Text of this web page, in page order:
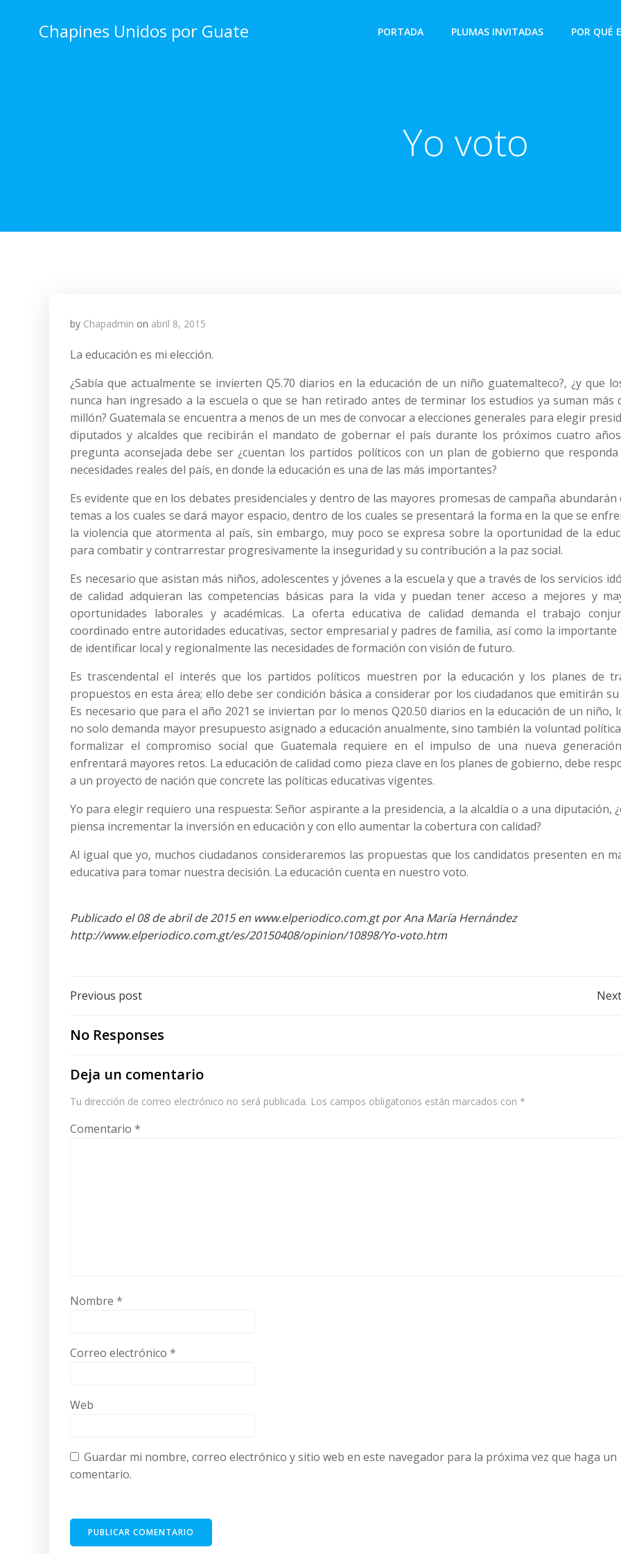
Chapines Unidos por Guate PORTADA PLUMAS INVITADAS POR QUÉ
Yo voto
by Chapadmin on abril 8, 2015
La educación es mi elección.
¿Sabía que actualmente se invierten Q5.70 diarios en la educación de un niño guatemalteco?, ¿y que
nunca han ingresado a la escuela o que se han retirado antes de terminar los estudios ya suman más
millón? Guatemala se encuentra a menos de un mes de convocar a elecciones generales para elegir
diputados y alcaldes que recibirán el mandato de gobernar el país durante los próximos cuatro
pregunta aconsejada debe ser ¿cuentan los partidos políticos con un plan de gobierno que
necesidades reales del país, en donde la educación es una de las más importantes?
Es evidente que en los debates presidenciales y dentro de las mayores promesas de campaña
temas a los cuales se dará mayor espacio, dentro de los cuales se presentará la forma en la que se
la violencia que atormenta al país, sin embargo, muy poco se expresa sobre la oportunidad de la
para combatir y contrarrestar progresivamente la inseguridad y su contribución a la paz social.
Es necesario que asistan más niños, adolescentes y jóvenes a la escuela y que a través de los servicios
de calidad adquieran las competencias básicas para la vida y puedan tener acceso a mejores y
oportunidades laborales y académicas. La oferta educativa de calidad demanda el trabajo
coordinado entre autoridades educativas, sector empresarial y padres de familia, así como la importante
de identificar local y regionalmente las necesidades de formación con visión de futuro.
Es trascendental el interés que los partidos políticos muestren por la educación y los planes de
propuestos en esta área; ello debe ser condición básica a considerar por los ciudadanos que emitirán
Es necesario que para el año 2021 se inviertan por lo menos Q20.50 diarios en la educación de un niño,
no solo demanda mayor presupuesto asignado a educación anualmente, sino también la voluntad
formalizar el compromiso social que Guatemala requiere en el impulso de una nueva
enfrentará mayores retos. La educación de calidad como pieza clave en los planes de gobierno, debe
a un proyecto de nación que concrete las políticas educativas vigentes.
Yo para elegir requiero una respuesta: Señor aspirante a la presidencia, a la alcaldía o a una diputación,
piensa incrementar la inversión en educación y con ello aumentar la cobertura con calidad?
Al igual que yo, muchos ciudadanos consideraremos las propuestas que los candidatos presenten en
educativa para tomar nuestra decisión. La educación cuenta en nuestro voto.
Publicado el 08 de abril de 2015 en www.elperiodico.com.gt por Ana María Hernández
http://www.elperiodico.com.gt/es/20150408/opinion/10898/Yo-voto.htm
Post
navigation
Previous post
No Responses
Deja un comentario
Tu dirección de correo electrónico no será publicada. Los campos obligatorios están marcados con *
Comentario *
Nombre *
Correo electrónico *
Web
Guardar mi nombre, correo electrónico y sitio web en este navegador para la próxima vez que haga un
comentario.